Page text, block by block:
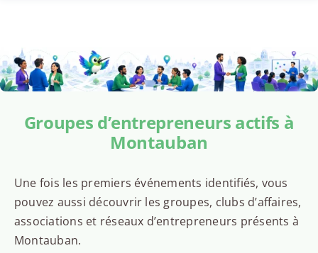
Groupes d’entrepreneurs actifs à
Montauban
Une fois les premiers événements identifiés, vous
pouvez aussi découvrir les groupes, clubs d’affaires,
associations et réseaux d’entrepreneurs présents à
Montauban.